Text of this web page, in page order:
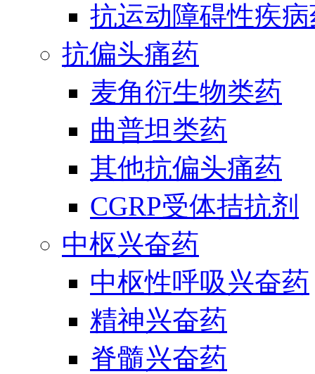
抗运动障碍性疾
抗偏头痛药
麦角衍生物类药
曲普坦类药
其他抗偏头痛药
CGRP受体拮抗剂
中枢兴奋药
中枢性呼吸兴奋药
精神兴奋药
脊髓兴奋药